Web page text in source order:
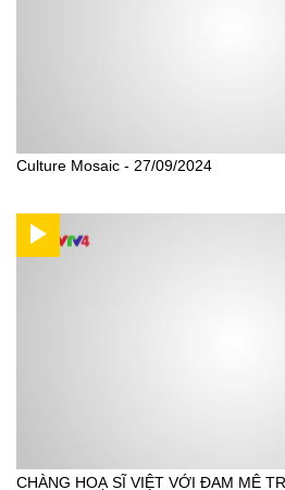
Culture Mosaic - 27/09/2024
CHÀNG HOẠ SĨ VIỆT VỚI ĐAM MÊ